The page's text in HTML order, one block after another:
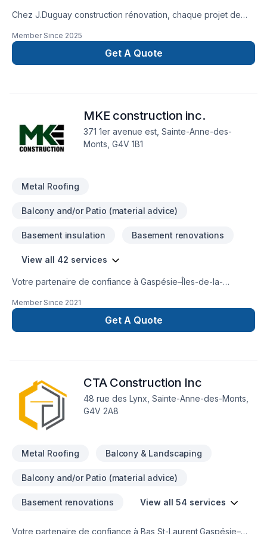
Chez J.Duguay construction rénovation, chaque projet de
fenêtres, Revêtement extérieur, Salle de bain, Sous-sol,
Teinture de plancher, Toit plat, Toiture, Toiture en acier est
l'occasion de démontrer notre engagement envers la qualité
main irréprochable. Transformons ensemble vos idées en
réalité. Contactez-nous dès maintenant.
Member Since 2025
Get A Quote
MKE construction inc.
371 1er avenue est, Sainte-Anne-des-
Monts, G4V 1B1
Metal Roofing
Balcony and/or Patio (material advice)
Basement insulation Basement renovations
View all 42 services
Votre partenaire de confiance à Gaspésie–Îles-de-la-
dom., Agrandissement, Après-sinistre, Cuisine, Excavation
intérieur, Garage, Rénovation générale, Revêtement
extérieur, Salle de bain, Sous-sol, Toit plat, Toiture, Toiture
Transformons ensemble vos idées en réalité. Contactez-nous
dès maintenant.
Member Since 2021
Get A Quote
CTA Construction Inc
48 rue des Lynx, Sainte-Anne-des-Monts,
G4V 2A8
Metal Roofing Balcony & Landscaping
Balcony and/or Patio (material advice)
Basement renovations View all 54 services
Votre partenaire de confiance à Bas St-Laurent,Gaspésie–